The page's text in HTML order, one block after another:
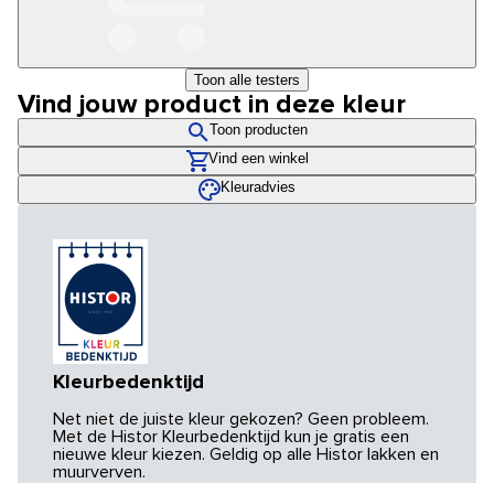
Toon alle testers
Vind jouw product in deze kleur
Toon producten
Vind een winkel
Kleuradvies
Kleurbedenktijd
Net niet de juiste kleur gekozen? Geen probleem.
Met de Histor Kleurbedenktijd kun je gratis een
nieuwe kleur kiezen. Geldig op alle Histor lakken en
muurverven.